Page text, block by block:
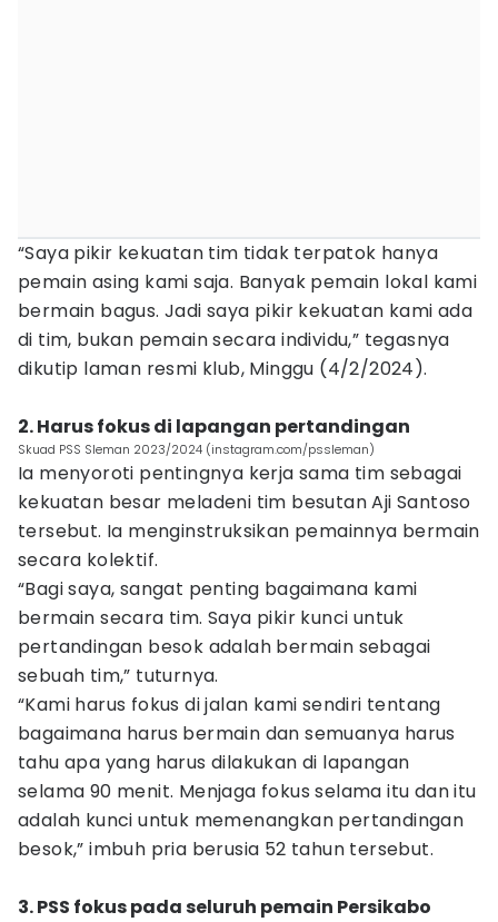
“Saya pikir kekuatan tim tidak terpatok hanya
pemain asing kami saja. Banyak pemain lokal kami
bermain bagus. Jadi saya pikir kekuatan kami ada
di tim, bukan pemain secara individu,” tegasnya
dikutip laman resmi klub, Minggu (4/2/2024).
2. Harus fokus di lapangan pertandingan
Skuad PSS Sleman 2023/2024 (instagram.com/pssleman)
Ia menyoroti pentingnya kerja sama tim sebagai
kekuatan besar meladeni tim besutan Aji Santoso
tersebut. Ia menginstruksikan pemainnya bermain
secara kolektif.
“Bagi saya, sangat penting bagaimana kami
bermain secara tim. Saya pikir kunci untuk
pertandingan besok adalah bermain sebagai
sebuah tim,” tuturnya.
“Kami harus fokus di jalan kami sendiri tentang
bagaimana harus bermain dan semuanya harus
tahu apa yang harus dilakukan di lapangan
selama 90 menit. Menjaga fokus selama itu dan itu
adalah kunci untuk memenangkan pertandingan
besok,” imbuh pria berusia 52 tahun tersebut.
3. PSS fokus pada seluruh pemain Persikabo